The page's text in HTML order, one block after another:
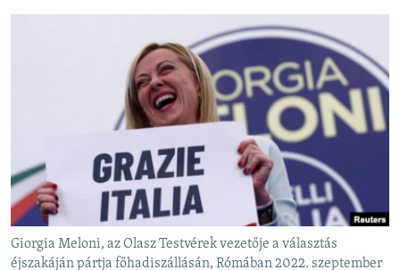
A PÉNZ NYOMÁBAN
EURÓPAI UNIÓ
VILÁG
KLÍMAVÁLTOZÁS
A MÚLT TANULSÁGAI
Giorgia Meloni, az Olasz Testvérek vezetője a választás
éjszakáján pártja főhadiszállásán, Rómában 2022. szeptember